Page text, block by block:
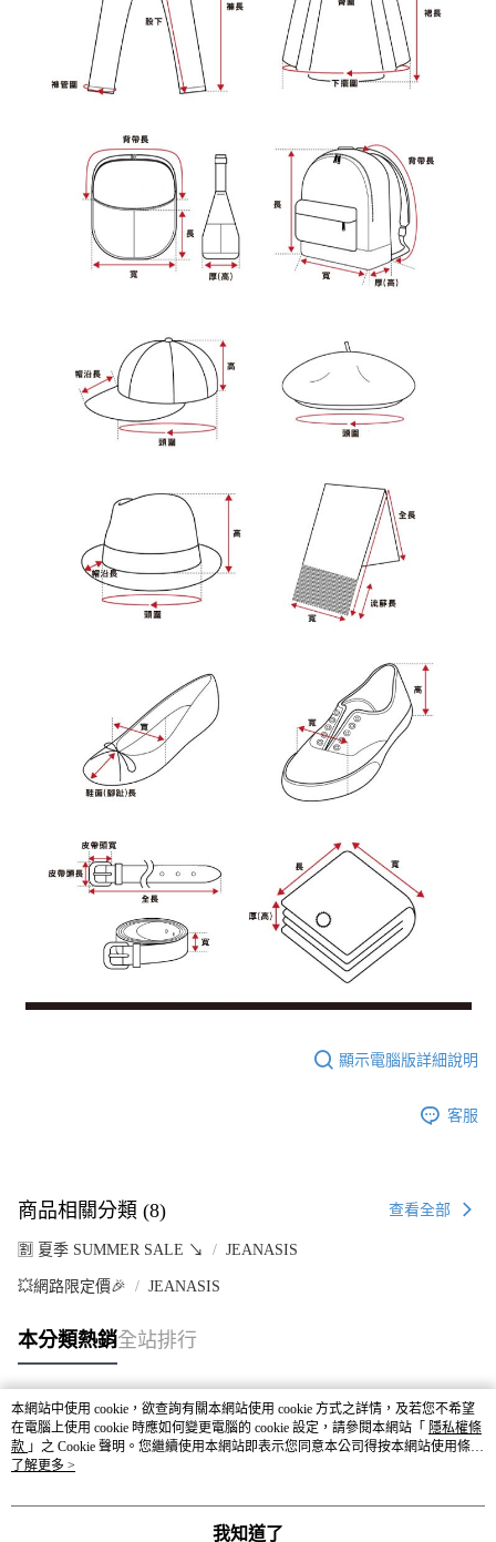
顯示電腦版詳細說明
客服
商品相關分類 (8) 查看全部
🈹 夏季 SUMMER SALE ↘️ JEANASIS
💥網路限定價🎉 JEANASIS
本分類熱銷全站排行
熱門標籤
本網站中使用 cookie，欲查詢有關本網站使用 cookie 方式之詳情，及若您不希望
在電腦上使用 cookie 時應如何變更電腦的 cookie 設定，請參閱本網站「 隱私權條
款 」之 Cookie 聲明。您繼續使用本網站即表示您同意本公司得按本網站使用條款
之 Cookie 聲明使用 cookie。
了解更多 >
我知道了